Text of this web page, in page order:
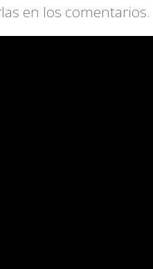
en los comentarios.